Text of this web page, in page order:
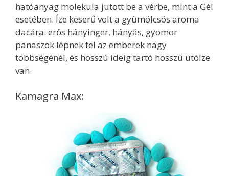
hatóanyag molekula jutott be a vérbe, mint a Gél
esetében. Íze keserű volt a gyümölcsös aroma
dacára. erős hányinger, hányás, gyomor
panaszok lépnek fel az emberek nagy
többségénél, és hosszú ideig tartó hosszú utóíze
van.
Kamagra Max: